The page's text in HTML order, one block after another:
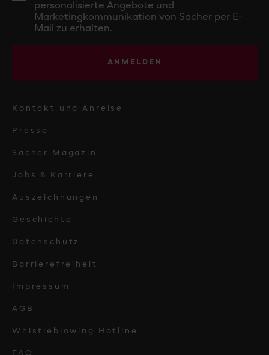
personalisierte Angebote und
Marketingkommunikation von Sacher per E-
Mail zu erhalten.
ANMELDEN
Kontakt und Anreise
Presse
Sacher Magazin
Jobs & Karriere
Auszeichnungen
Geschichte
Datenschutz
Barrierefreiheit
Impressum
AGB
Whistleblowing Hotline
FAQ